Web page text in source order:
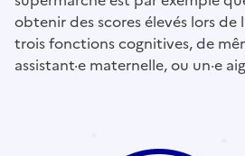
obtenir des scores élevés lors de
trois fonctions cognitives, de
assistant·e maternelle, ou un·e